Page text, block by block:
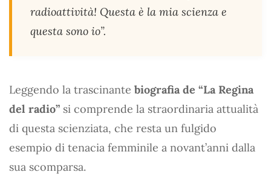
radioattività! Questa è la mia scienza e
questa sono io”.
Leggendo la trascinante biografia de “La Regina
del radio” si comprende la straordinaria attualità
di questa scienziata, che resta un fulgido
esempio di tenacia femminile a novant’anni dalla
sua scomparsa.